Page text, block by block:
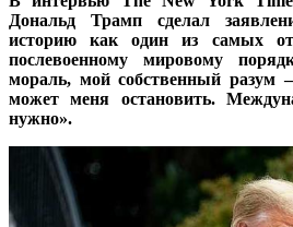
Дональд Трамп сделал
историю как один из самых
послевоенному мировому
мораль, мой собственный разум
может меня остановить.
нужно».